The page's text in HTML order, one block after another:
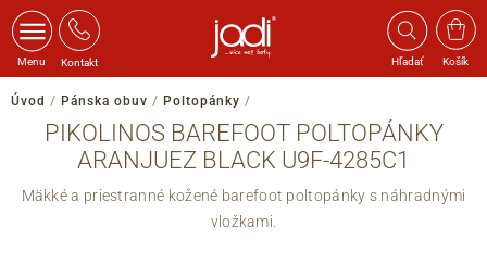
Menu Kontakt Hľadať Košík
Úvod / Pánska obuv / Poltopánky /
PIKOLINOS BAREFOOT POLTOPÁNKY
ARANJUEZ BLACK U9F-4285C1
Mäkké a priestranné kožené barefoot poltopánky s náhradnými
vložkami.